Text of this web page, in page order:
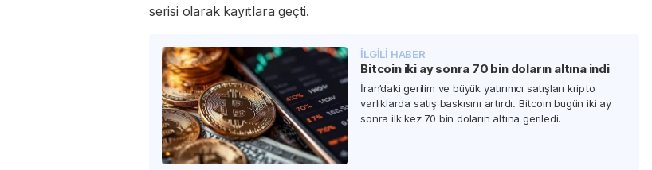
serisi olarak kayıtlara geçti.
İLGİLİ HABER
Bitcoin iki ay sonra 70 bin doların altına indi
İran’daki gerilim ve büyük yatırımcı satışları kripto
varlıklarda satış baskısını artırdı. Bitcoin bugün iki ay
sonra ilk kez 70 bin doların altına geriledi.